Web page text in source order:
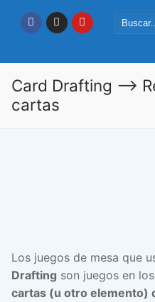
Buscar:
Card Drafting –>
cartas
Los juegos de mesa que
Drafting son juegos en
cartas (u otro elemento)